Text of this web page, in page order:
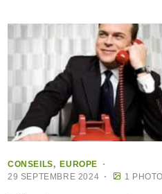
CONSEILS
EUROPE
29 SEPTEMBRE 2024
1 PHOTO